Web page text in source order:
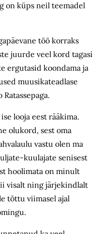
on küps neil teemadel
töö korraks
juurde veel kord tagasi
ergutasid koondama ja
muusikateadlase
looja eest rääkima.
olukord, sest oma
vastu olen ma
kuulajate senisest
hoolimata on minult
visalt ning järjekindlalt
tõttu viimasel ajal